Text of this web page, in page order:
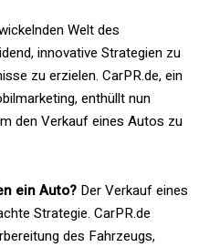
Welt des
innovative Strategien zu
zu erzielen. CarPR.de, ein
enthüllt nun
den Verkauf eines Autos zu
ein Auto? Der Verkauf eines
Strategie. CarPR.de
des Fahrzeugs,